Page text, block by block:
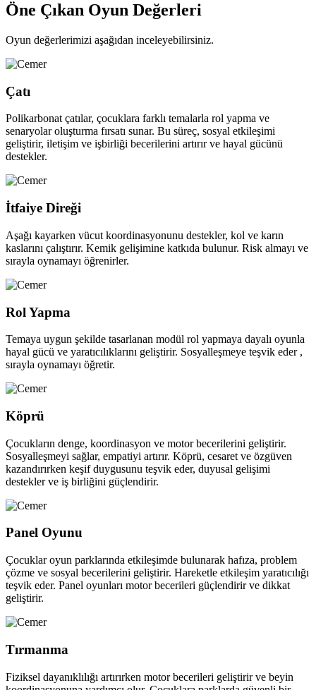
Öne Çıkan Oyun Değerleri
Oyun değerlerimizi aşağıdan inceleyebilirsiniz.
Çatı
Polikarbonat çatılar, çocuklara farklı temalarla rol yapma ve
senaryolar oluşturma fırsatı sunar. Bu süreç, sosyal etkileşimi
geliştirir, iletişim ve işbirliği becerilerini artırır ve hayal gücünü
destekler.
İtfaiye Direği
Aşağı kayarken vücut koordinasyonunu destekler, kol ve karın
kaslarını çalıştırır. Kemik gelişimine katkıda bulunur. Risk almayı ve
sırayla oynamayı öğrenirler.
Rol Yapma
Temaya uygun şekilde tasarlanan modül rol yapmaya dayalı oyunla
hayal gücü ve yaratıcılıklarını geliştirir. Sosyalleşmeye teşvik eder ,
sırayla oynamayı öğretir.
Köprü
Çocukların denge, koordinasyon ve motor becerilerini geliştirir.
Sosyalleşmeyi sağlar, empatiyi artırır. Köprü, cesaret ve özgüven
kazandırırken keşif duygusunu teşvik eder, duyusal gelişimi
destekler ve iş birliğini güçlendirir.
Panel Oyunu
Çocuklar oyun parklarında etkileşimde bulunarak hafıza, problem
çözme ve sosyal becerilerini geliştirir. Hareketle etkileşim yaratıcılığı
teşvik eder. Panel oyunları motor becerileri güçlendirir ve dikkat
geliştirir.
Tırmanma
Fiziksel dayanıklılığı artırırken motor becerileri geliştirir ve beyin